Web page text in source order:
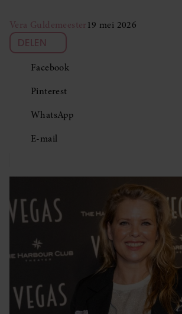
Vera Guldemeester19 mei 2026
DELEN
Facebook
Pinterest
WhatsApp
E-mail